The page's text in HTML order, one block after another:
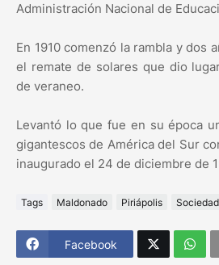
Administración Nacional de
En 1910 comenzó la rambla y dos
el remate de solares que dio
de veraneo.
Levantó lo que fue en su época
gigantescos de América del Sur
inaugurado el 24 de diciembre de
Tags Maldonado Piriápolis Sociedad
Facebook